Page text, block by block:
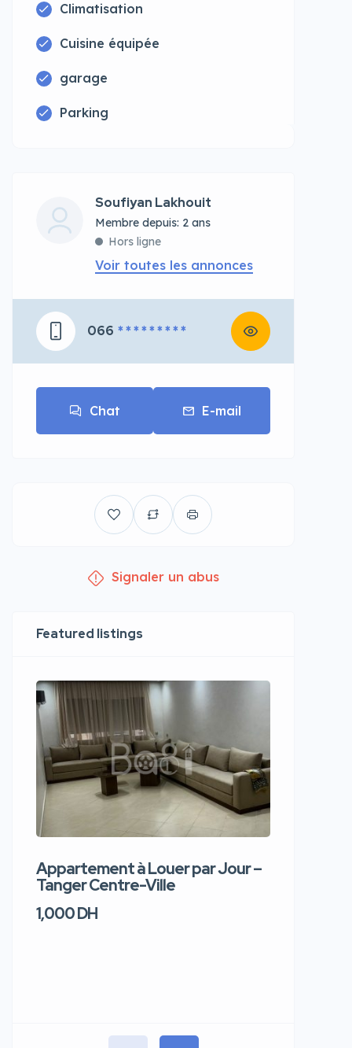
Climatisation
Cuisine équipée
garage
Parking
Soufiyan Lakhouit
Membre depuis: 2 ans
Hors ligne
Voir toutes les annonces
066 * * * * * * * * *
Chat E-mail
Signaler un abus
Featured listings
Appartement à Louer par Jour –
Tanger Centre-Ville
1,000 DH